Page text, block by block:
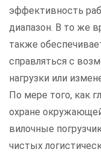
эффективность
диапазон. В то же
также
справляться с
нагрузки или
По мере того, как
охране
вилочные
чистых